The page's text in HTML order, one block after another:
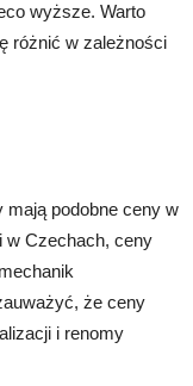
wyższe. Warto
różnić w zależności
mają podobne ceny w
w Czechach, ceny
że ceny
i renomy